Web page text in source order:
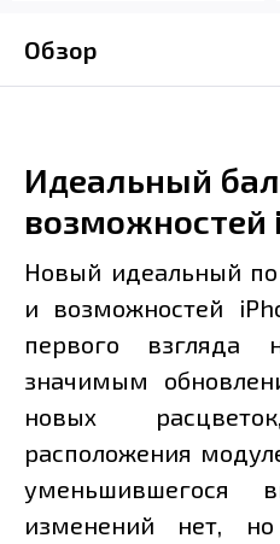
Обзор
Идеальный
возможностей
Новый идеальный
и возможностей
первого взгляда
значимым
новых
расположения
уменьшившегося
изменений нет,